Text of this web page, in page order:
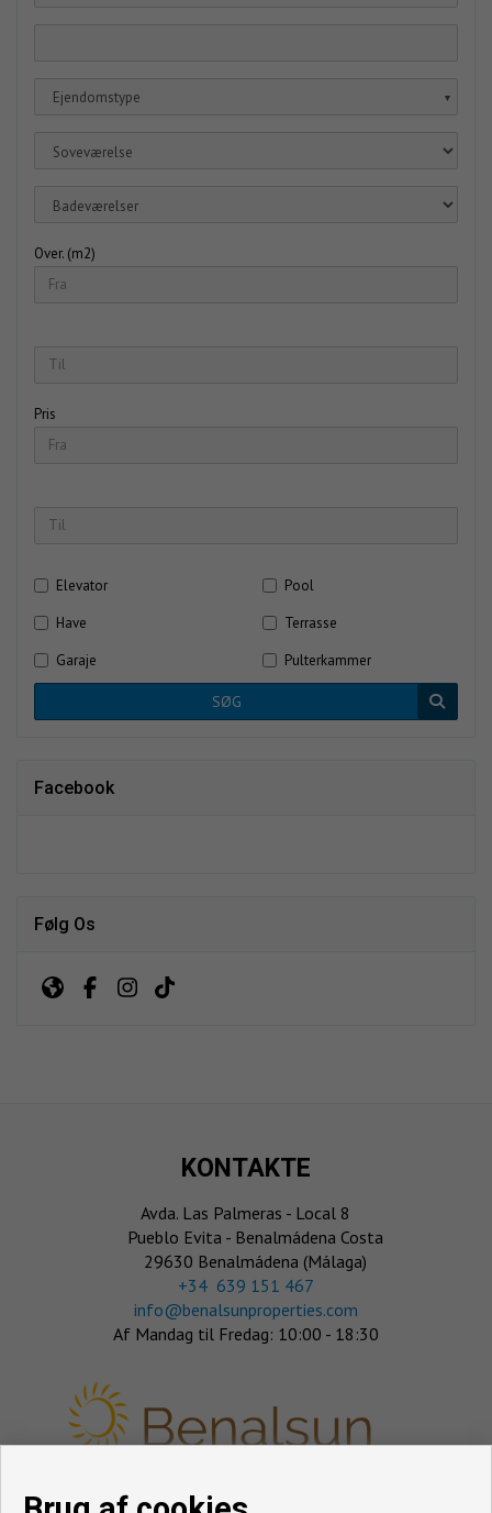
Ejendomstype ▼
Over. (m2)
Pris
Elevator
Pool
Have
Terrasse
Garaje
Pulterkammer
SØG
Facebook
Følg Os
KONTAKTE
Avda. Las Palmeras - Local 8
Pueblo Evita - Benalmádena Costa
29630 Benalmádena (Málaga)
‎+34 639 151 467
info@benalsunproperties.com
Af Mandag til Fredag: 10:00 - 18:30